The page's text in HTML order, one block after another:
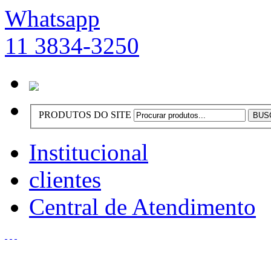
Whatsapp
11 3834-3250
PRODUTOS DO SITE
Institucional
clientes
Central de Atendimento